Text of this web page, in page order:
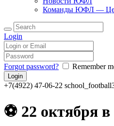
Команды ЮФЛ —
Login
Forgot password? Remember
+7(4922) 47-06-22
⚽ 22 октября